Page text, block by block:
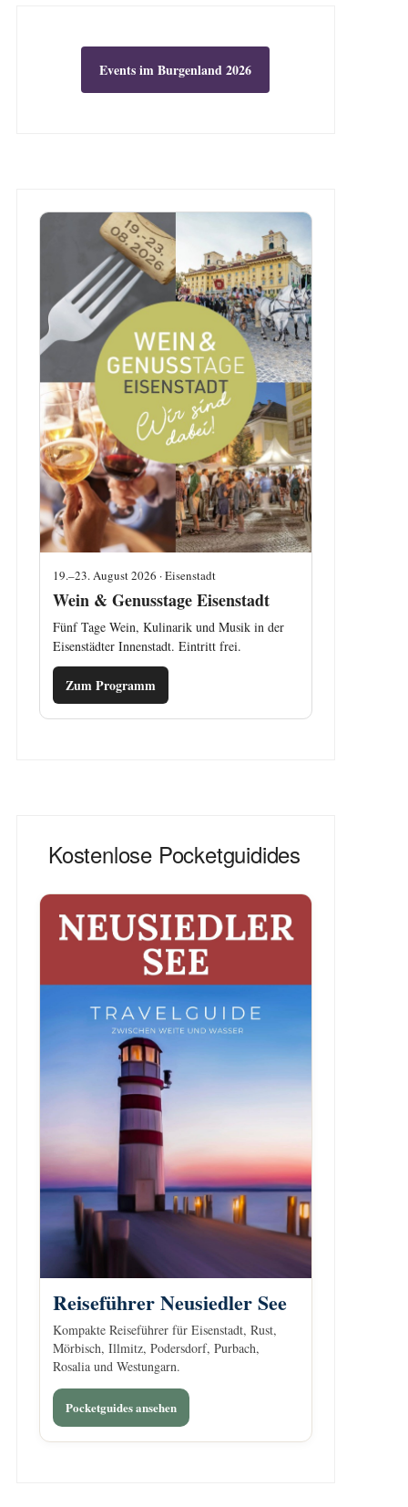
Events im Burgenland 2026
19.–23. August 2026 · Eisenstadt
Wein & Genusstage Eisenstadt
Fünf Tage Wein, Kulinarik und Musik in der
Eisenstädter Innenstadt. Eintritt frei.
Zum Programm
Kostenlose Pocketguidides
Reiseführer Neusiedler See
Kompakte Reiseführer für Eisenstadt, Rust,
Mörbisch, Illmitz, Podersdorf, Purbach,
Rosalia und Westungarn.
Pocketguides ansehen